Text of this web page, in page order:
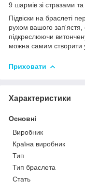
9 шармів зі стразами
Підвіски на браслеті
рухом вашого
підкреслюючи
можна самим створити
Приховати
Характеристики
Основні
Виробник
Країна виробник
Тип
Тип браслета
Стать